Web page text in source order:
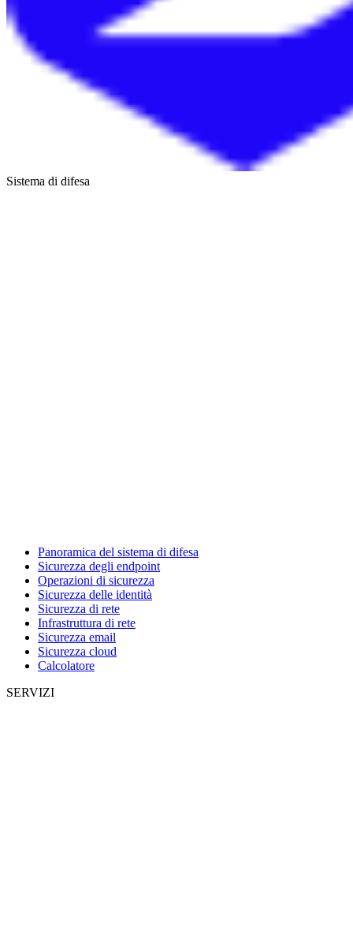
Sistema di difesa
Panoramica del sistema di difesa
Sicurezza degli endpoint
Operazioni di sicurezza
Sicurezza delle identità
Sicurezza di rete
Infrastruttura di rete
Sicurezza email
Sicurezza cloud
Calcolatore
SERVIZI